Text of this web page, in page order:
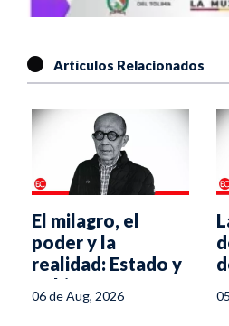
Artículos Relacionados
El milagro, el
poder y la
realidad: Estado y
gobierno ante un
experimento
06 de Aug, 2026